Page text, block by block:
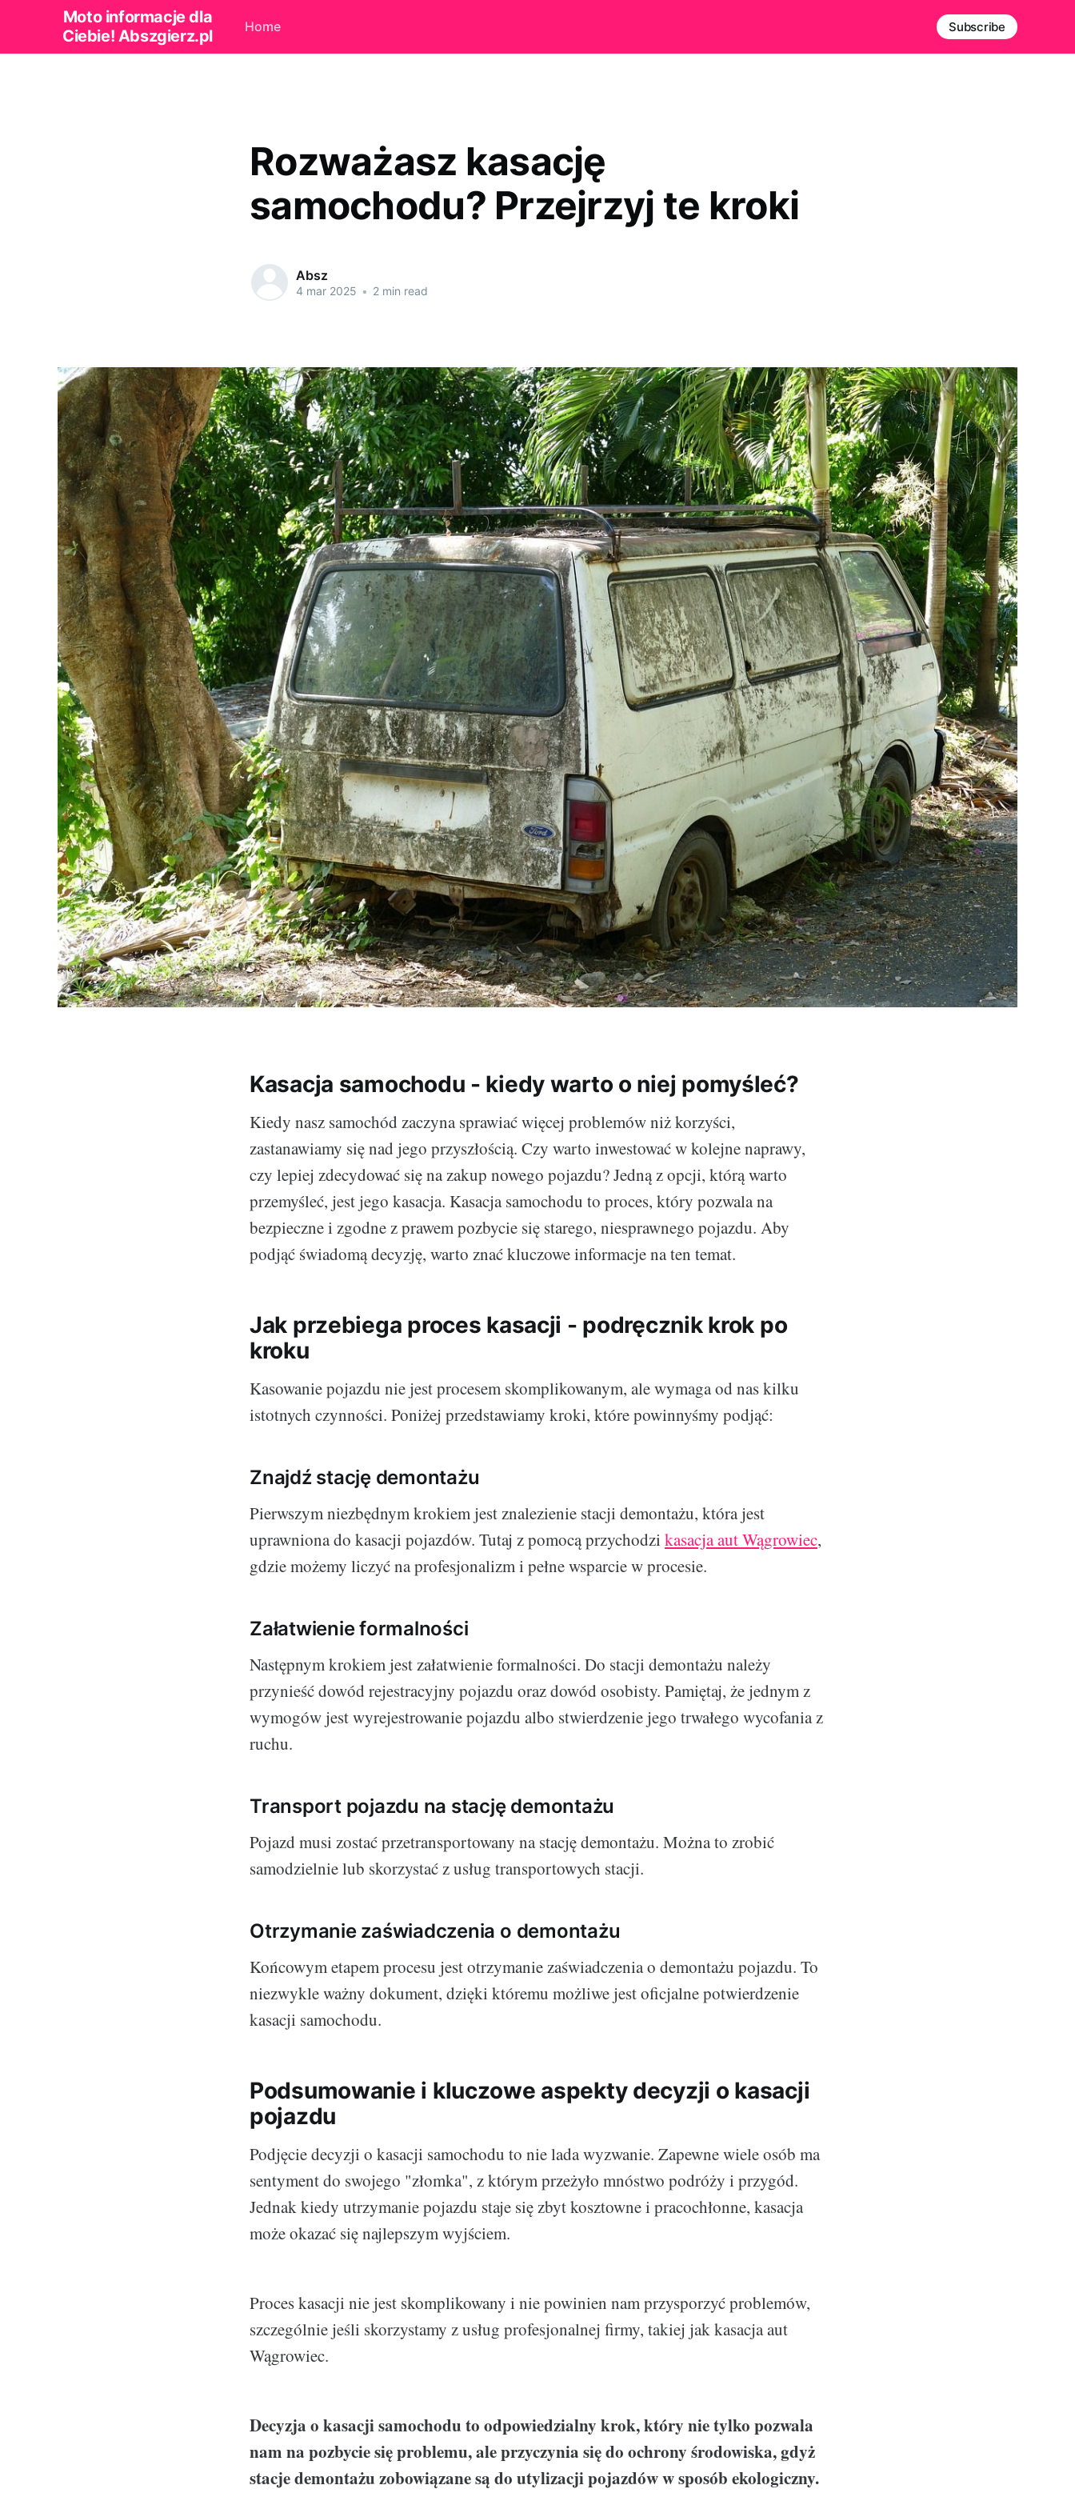
Moto informacje dla
Ciebie! Abszgierz.pl
Home Subscribe
Rozważasz kasację
samochodu? Przejrzyj te kroki
Absz
4 mar 2025 • 2 min read
Kasacja samochodu - kiedy warto o niej pomyśleć?
Kiedy nasz samochód zaczyna sprawiać więcej problemów niż korzyści,
zastanawiamy się nad jego przyszłością. Czy warto inwestować w kolejne naprawy,
czy lepiej zdecydować się na zakup nowego pojazdu? Jedną z opcji, którą warto
przemyśleć, jest jego kasacja. Kasacja samochodu to proces, który pozwala na
bezpieczne i zgodne z prawem pozbycie się starego, niesprawnego pojazdu. Aby
podjąć świadomą decyzję, warto znać kluczowe informacje na ten temat.
Jak przebiega proces kasacji - podręcznik krok po
kroku
Kasowanie pojazdu nie jest procesem skomplikowanym, ale wymaga od nas kilku
istotnych czynności. Poniżej przedstawiamy kroki, które powinnyśmy podjąć:
Znajdź stację demontażu
Pierwszym niezbędnym krokiem jest znalezienie stacji demontażu, która jest
uprawniona do kasacji pojazdów. Tutaj z pomocą przychodzi kasacja aut Wągrowiec,
gdzie możemy liczyć na profesjonalizm i pełne wsparcie w procesie.
Załatwienie formalności
Następnym krokiem jest załatwienie formalności. Do stacji demontażu należy
przynieść dowód rejestracyjny pojazdu oraz dowód osobisty. Pamiętaj, że jednym z
wymogów jest wyrejestrowanie pojazdu albo stwierdzenie jego trwałego wycofania z
ruchu.
Transport pojazdu na stację demontażu
Pojazd musi zostać przetransportowany na stację demontażu. Można to zrobić
samodzielnie lub skorzystać z usług transportowych stacji.
Otrzymanie zaświadczenia o demontażu
Końcowym etapem procesu jest otrzymanie zaświadczenia o demontażu pojazdu. To
niezwykle ważny dokument, dzięki któremu możliwe jest oficjalne potwierdzenie
kasacji samochodu.
Podsumowanie i kluczowe aspekty decyzji o kasacji
pojazdu
Podjęcie decyzji o kasacji samochodu to nie lada wyzwanie. Zapewne wiele osób ma
sentyment do swojego "złomka", z którym przeżyło mnóstwo podróży i przygód.
Jednak kiedy utrzymanie pojazdu staje się zbyt kosztowne i pracochłonne, kasacja
może okazać się najlepszym wyjściem.
Proces kasacji nie jest skomplikowany i nie powinien nam przysporzyć problemów,
szczególnie jeśli skorzystamy z usług profesjonalnej firmy, takiej jak kasacja aut
Wągrowiec.
Decyzja o kasacji samochodu to odpowiedzialny krok, który nie tylko pozwala
nam na pozbycie się problemu, ale przyczynia się do ochrony środowiska, gdyż
stacje demontażu zobowiązane są do utylizacji pojazdów w sposób ekologiczny.